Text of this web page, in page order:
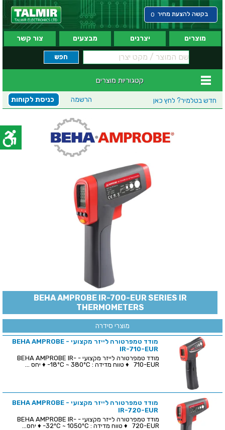
בקשה להצעת מחיר 0
מוצרים יצרנים מבצעים צור קשר
קטגוריות מוצרים
חדש בטלמיר? לחץ כאן כניסת לקוחות הרשמה
BEHA AMPROBE IR-700-EUR SERIES IR
THERMOMETERS
מוצרי סידרה
מודד טמפרטורה לייזר מקצועי - BEHA AMPROBE
IR-710-EUR
מודד טמפרטורה לייזר מקצועי - BEHA AMPROBE IR-
710-EUR ♦ טווח מדידה : 18ºC ~ 380ºC- ♦ יחס ...
מודד טמפרטורה לייזר מקצועי - BEHA AMPROBE
IR-720-EUR
מודד טמפרטורה לייזר מקצועי - BEHA AMPROBE IR-
720-EUR ♦ טווח מדידה : 32ºC ~ 1050ºC- ♦ יחס...